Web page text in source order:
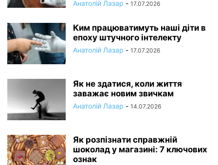
Анатолій Лазар - 17.07.2026
Ким працюватимуть наші діти в
епоху штучного інтелекту
Анатолій Лазар - 17.07.2026
Як не здатися, коли життя
заважає новим звичкам
Анатолій Лазар - 14.07.2026
Як розпізнати справжній
шоколад у магазині: 7 ключових
ознак